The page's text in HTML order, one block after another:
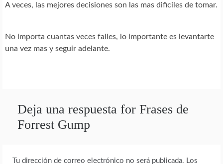
A veces, las mejores decisiones son las mas dificiles de tomar.
No importa cuantas veces falles, lo importante es levantarte
una vez mas y seguir adelante.
Deja una respuesta for Frases de
Forrest Gump
Tu dirección de correo electrónico no será publicada. Los